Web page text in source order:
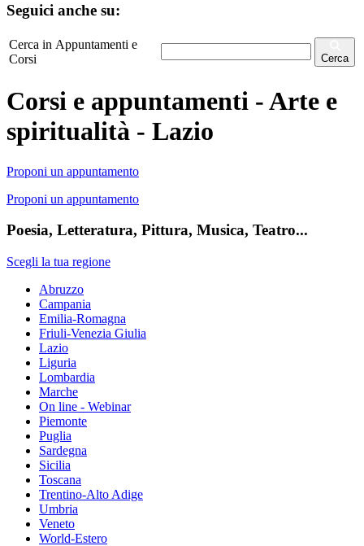
Seguici anche su:
Cerca in Appuntamenti e
Corsi
Cerca
Corsi e appuntamenti - Arte e
spiritualità - Lazio
Proponi un appuntamento
Proponi un appuntamento
Poesia, Letteratura, Pittura, Musica, Teatro...
Scegli la tua regione
Abruzzo
Campania
Emilia-Romagna
Friuli-Venezia Giulia
Lazio
Liguria
Lombardia
Marche
On line - Webinar
Piemonte
Puglia
Sardegna
Sicilia
Toscana
Trentino-Alto Adige
Umbria
Veneto
World-Estero